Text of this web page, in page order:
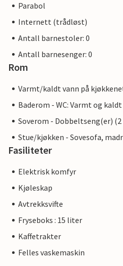
Parabol
Internett (trådløst)
Antall barnestoler: 0
Antall barnesenger: 0
Rom
Varmt/kaldt vann på
Baderom - WC: Varmt og kaldt
Soverom - Dobbeltseng(er) (2
Stue/kjøkken - Sovesofa,
Fasiliteter
Elektrisk komfyr
Kjøleskap
Avtrekksvifte
Fryseboks : 15 liter
Kaffetrakter
Felles vaskemaskin